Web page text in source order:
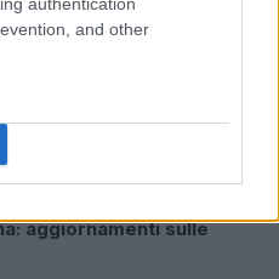
and other
aggiornamenti sulle